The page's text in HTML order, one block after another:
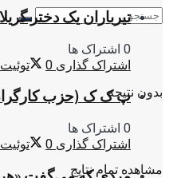
بدون نتیجه
مشاهده تمام نتایج
تیرباران یک دختر
0 اشتراک ها
اشتراک گذاری 0 توئیت
پ ک ک (حزب
0 اشتراک ها
اشتراک گذاری 0 توئیت